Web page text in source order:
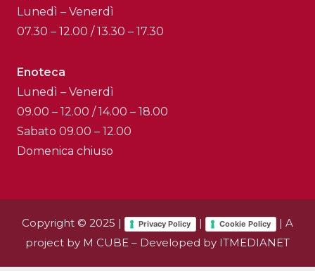
Lunedì – Venerdì
07.30 – 12.00 / 13.30 – 17.30
Enoteca
Lunedì – Venerdì
09.00 – 12.00 / 14.00 – 18.00
Sabato 09.00 – 12.00
Domenica chiuso
Copyright © 2025 | Privacy Policy | Cookie Policy
| A
project by M CUBE – Developed by ITMEDIANET